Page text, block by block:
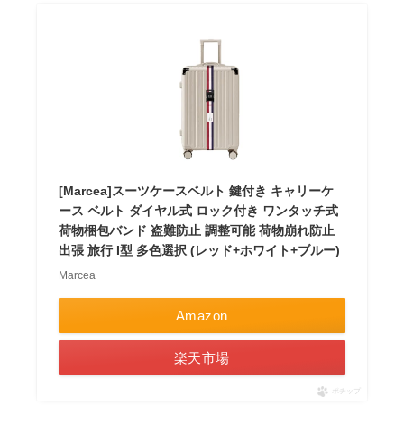
[Marcea]スーツケースベルト 鍵付き キャリーケ
ース ベルト ダイヤル式 ロック付き ワンタッチ式
荷物梱包バンド 盗難防止 調整可能 荷物崩れ防止
出張 旅行 I型 多色選択 (レッド+ホワイト+ブルー)
Marcea
Amazon
楽天市場
ポチップ